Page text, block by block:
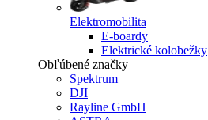
Elektromobilita
E-boardy
Elektrické kolobežky
Obľúbené značky
Spektrum
DJI
Rayline GmbH